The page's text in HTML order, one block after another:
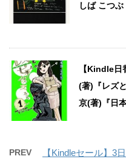
しば こつ
【Kindle日
(著)『レズ
京(著)『日
PREV
【Kindleセール】3